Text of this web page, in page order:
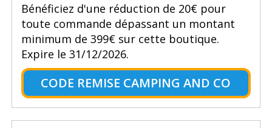
Bénéficiez d'une réduction de 20€ pour
toute commande dépassant un montant
minimum de 399€ sur cette boutique.
Expire le 31/12/2026.
CODE REMISE CAMPING AND CO